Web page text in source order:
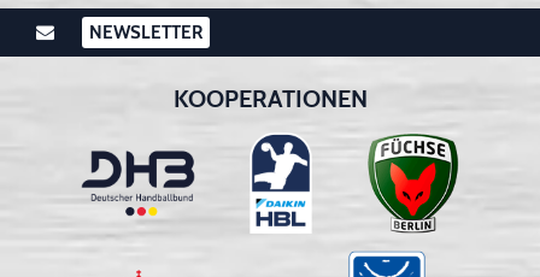
NEWSLETTER
KOOPERATIONEN